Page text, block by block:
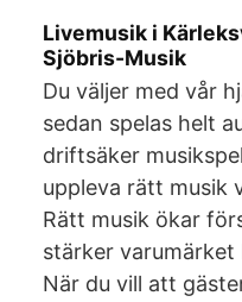
Livemusik i
Sjöbris-Musik
Du väljer med vår
sedan spelas helt
driftsäker
uppleva rätt musik
Rätt musik ökar
stärker varumärket
När du vill att